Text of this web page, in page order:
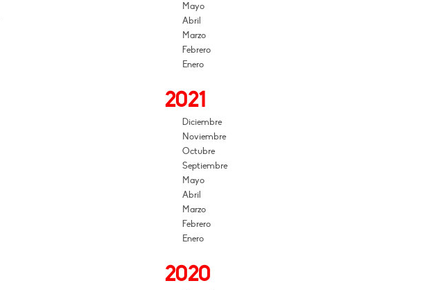
Mayo
Abril
Marzo
Febrero
Enero
2021
Diciembre
Noviembre
Octubre
Septiembre
Mayo
Abril
Marzo
Febrero
Enero
2020